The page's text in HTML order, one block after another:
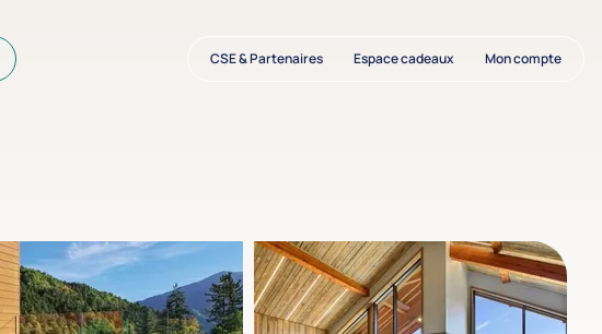
CSE & Partenaires Espace cadeaux Mon compte